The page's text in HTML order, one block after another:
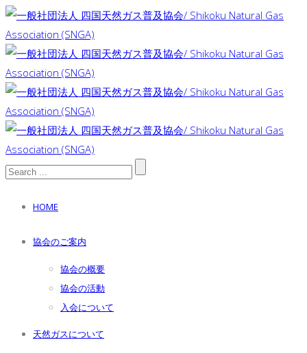
HOME
協会のご案内
協会の概要
協会の活動
入会について
天然ガスについて